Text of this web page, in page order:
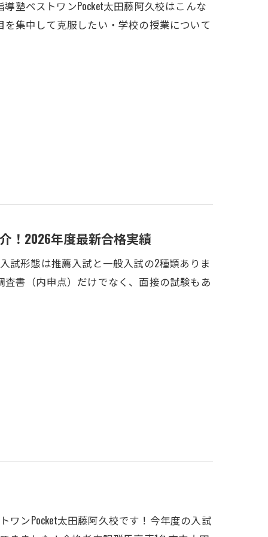
導塾ベストワンPocket太田藤阿久校はこんな
集中して克服したい・学校の授業について
！2026年度最新合格実績
試形態は推薦入試と一般入試の2種類ありま
書（内申点）だけでなく、面接の試験もあ
ワンPocket太田藤阿久校です！今年度の入試